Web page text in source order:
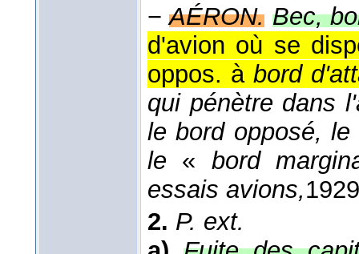
−AÉRON. Bec,
d'avion où se
oppos. à bord
qui pénètre dans
le bord opposé, le
le « bord
essais avions,1929
2. P. ext.